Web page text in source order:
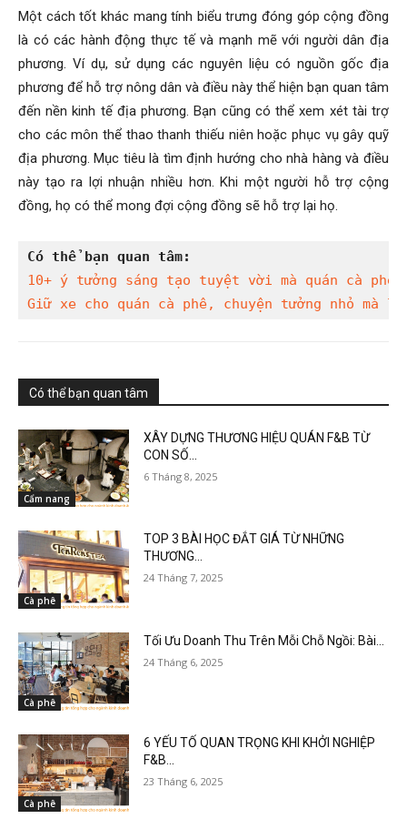
Một cách tốt khác mang tính biểu trưng đóng góp cộng đồng
là có các hành động thực tế và mạnh mẽ với người dân địa
phương. Ví dụ, sử dụng các nguyên liệu có nguồn gốc địa
phương để hỗ trợ nông dân và điều này thể hiện bạn quan tâm
đến nền kinh tế địa phương. Bạn cũng có thể xem xét tài trợ
cho các môn thể thao thanh thiếu niên hoặc phục vụ gây quỹ
địa phương. Mục tiêu là tìm định hướng cho nhà hàng và điều
này tạo ra lợi nhuận nhiều hơn. Khi một người hỗ trợ cộng
đồng, họ có thể mong đợi cộng đồng sẽ hỗ trợ lại họ.
Có thể bạn quan tâm:
10+ ý tưởng sáng tạo tuyệt vời mà quán cà phê
Giữ xe cho quán cà phê, chuyện tưởng nhỏ mà
Có thể bạn quan tâm
Cẩm nang
XÂY DỰNG THƯƠNG HIỆU QUÁN F&B TỪ
CON SỐ...
6 Tháng 8, 2025
Cà phê
TOP 3 BÀI HỌC ĐẮT GIÁ TỪ NHỮNG
THƯƠNG...
24 Tháng 7, 2025
Cà phê
Tối Ưu Doanh Thu Trên Mỗi Chỗ Ngồi: Bài...
24 Tháng 6, 2025
Cà phê
6 YẾU TỐ QUAN TRỌNG KHI KHỞI NGHIỆP
F&B...
23 Tháng 6, 2025